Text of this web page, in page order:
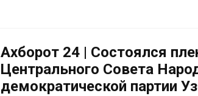
Ахборот 24 | Состоялся
Центрального Совета
демократической партии